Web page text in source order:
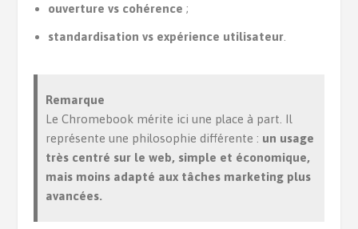
ouverture vs cohérence ;
standardisation vs expérience utilisateur.
Remarque
Le Chromebook mérite ici une place à part. Il
représente une philosophie différente : un usage
très centré sur le web, simple et économique,
mais moins adapté aux tâches marketing plus
avancées.